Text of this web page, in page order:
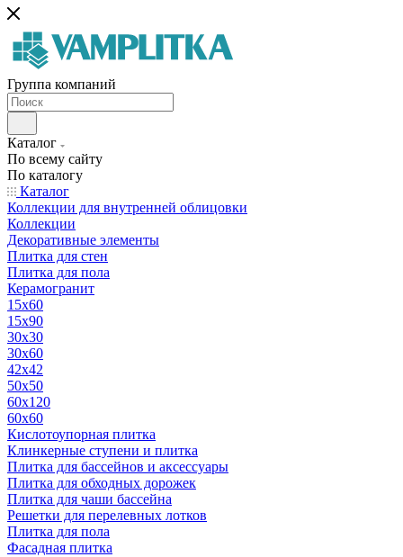
Группа компаний
Каталог
По всему сайту
По каталогу
Каталог
Коллекции для внутренней облицовки
Коллекции
Декоративные элементы
Плитка для стен
Плитка для пола
Керамогранит
15х60
15x90
30х30
30х60
42х42
50х50
60х120
60х60
Кислотоупорная плитка
Клинкерные ступени и плитка
Плитка для бассейнов и аксессуары
Плитка для обходных дорожек
Плитка для чаши бассейна
Решетки для перелевных лотков
Плитка для пола
Фасадная плитка